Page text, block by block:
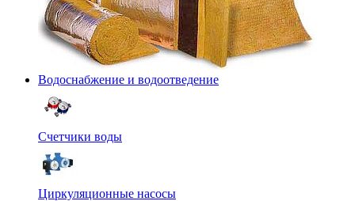
Водоснабжение и водоотведение
Счетчики воды
Циркуляционные насосы